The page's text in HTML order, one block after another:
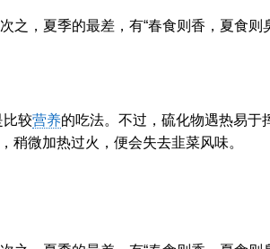
之，夏季的最差，有“春食则香，夏食则
比较营养的吃法。不过，硫化物遇热易于
稍微加热过火，便会失去韭菜风味。